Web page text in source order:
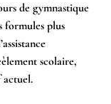
de gymnastique
formules plus
scolaire,
actuel.